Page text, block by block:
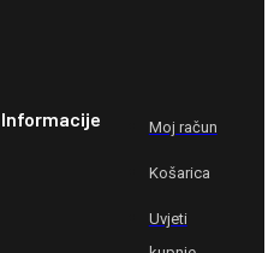
Informacije Moj račun
Košarica
Uvjeti